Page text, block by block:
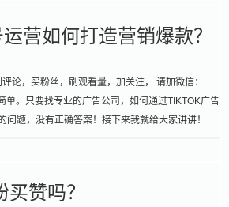
营如何打造营销爆款？
论，买粉丝，刷观看量，加关注， 请加微信：
单。只要找专业的广告公司，如何通过TIKTOK广告
问题，没有正确答案！接下来我就给大家讲讲！
赞吗？